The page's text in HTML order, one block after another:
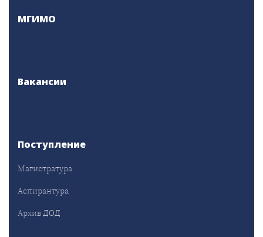
МГИМО
Вакансии
Поступление
Магистратура
Аспирантура
Архив ДОД